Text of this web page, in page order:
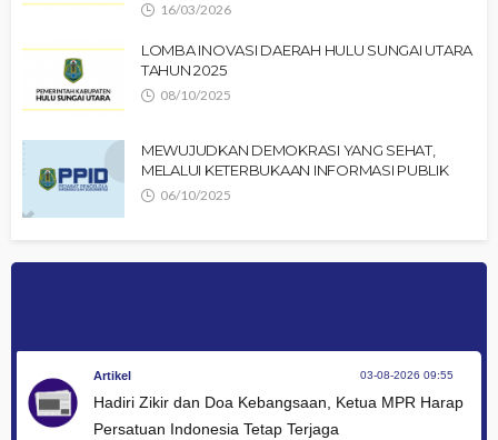
16/03/2026
LOMBA INOVASI DAERAH HULU SUNGAI UTARA
TAHUN 2025
08/10/2025
MEWUJUDKAN DEMOKRASI YANG SEHAT,
MELALUI KETERBUKAAN INFORMASI PUBLIK
06/10/2025
Artikel 03-08-2026 09:55
Hadiri Zikir dan Doa Kebangsaan, Ketua MPR Harap
Persatuan Indonesia Tetap Terjaga